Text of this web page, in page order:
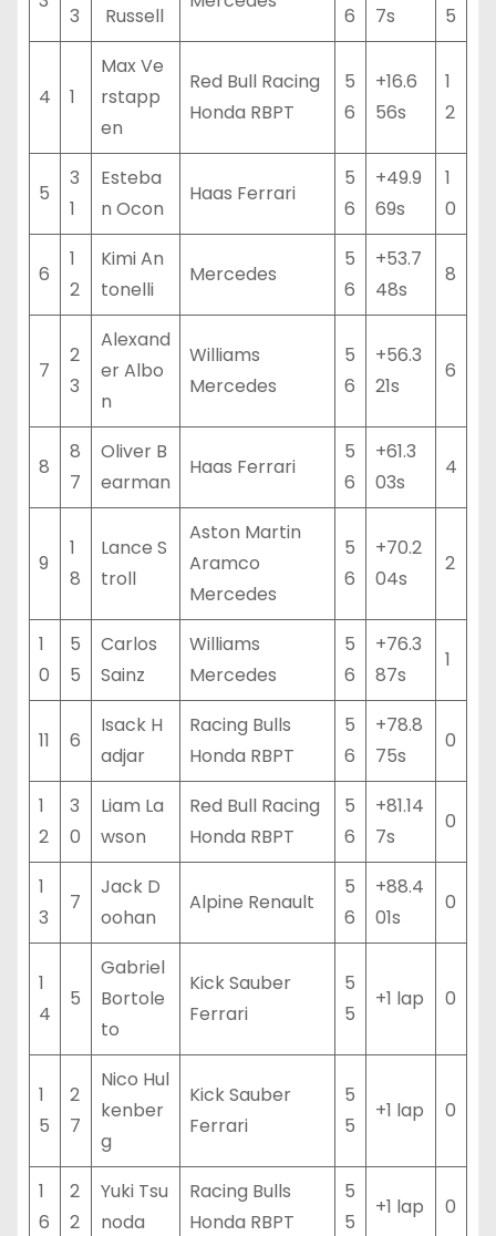
3
Russell
6
7s
5
4 1
Max Ve
rstapp
en
Red Bull Racing
Honda RBPT
5
6
+16.6
56s
1
2
5
3
1
Esteba
n Ocon
Haas Ferrari
5
6
+49.9
69s
1
0
6
1
2
Kimi An
tonelli
Mercedes
5
6
+53.7
48s
8
7
2
3
Alexand
er Albo
n
Williams
Mercedes
5
6
+56.3
21s
6
8
8
7
Oliver B
earman
Haas Ferrari
5
6
+61.3
03s
4
9
1
8
Lance S
troll
Aston Martin
Aramco
Mercedes
5
6
+70.2
04s
2
1
0
5
5
Carlos
Sainz
Williams
Mercedes
5
6
+76.3
87s
1
11 6
Isack H
adjar
Racing Bulls
Honda RBPT
5
6
+78.8
75s
0
1
2
3
0
Liam La
wson
Red Bull Racing
Honda RBPT
5
6
+81.14
7s
0
1
3
7
Jack D
oohan
Alpine Renault
5
6
+88.4
01s
0
1
4
5
Gabriel
Bortole
to
Kick Sauber
Ferrari
5
5
+1 lap 0
1
5
2
7
Nico Hul
kenber
g
Kick Sauber
Ferrari
5
5
+1 lap 0
1
6
2
2
Yuki Tsu
noda
Racing Bulls
Honda RBPT
5
5
+1 lap 0